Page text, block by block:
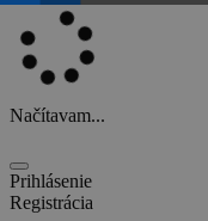
Načítavam...
Prihlásenie
Registrácia